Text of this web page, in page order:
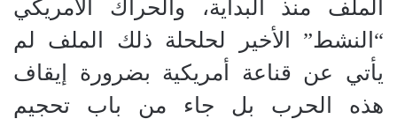
الملف منذ البداية، والحراك الأمريكي
“النشط” الأخير لحلحلة ذلك الملف لم
يأتي عن قناعة أمريكية بضرورة إيقاف
هذه الحرب بل جاء من باب تحجيم